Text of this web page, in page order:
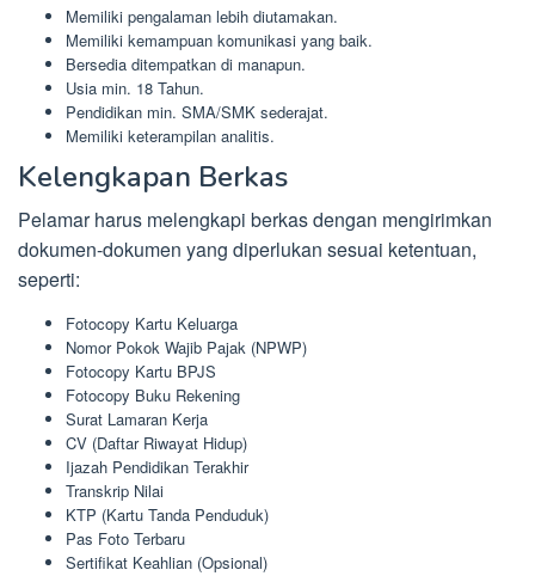
Memiliki pengalaman lebih diutamakan.
Memiliki kemampuan komunikasi yang baik.
Bersedia ditempatkan di manapun.
Usia min. 18 Tahun.
Pendidikan min. SMA/SMK sederajat.
Memiliki keterampilan analitis.
Kelengkapan Berkas
Pelamar harus melengkapi berkas dengan mengirimkan
dokumen-dokumen yang diperlukan sesuai ketentuan,
seperti:
Fotocopy Kartu Keluarga
Nomor Pokok Wajib Pajak (NPWP)
Fotocopy Kartu BPJS
Fotocopy Buku Rekening
Surat Lamaran Kerja
CV (Daftar Riwayat Hidup)
Ijazah Pendidikan Terakhir
Transkrip Nilai
KTP (Kartu Tanda Penduduk)
Pas Foto Terbaru
Sertifikat Keahlian (Opsional)